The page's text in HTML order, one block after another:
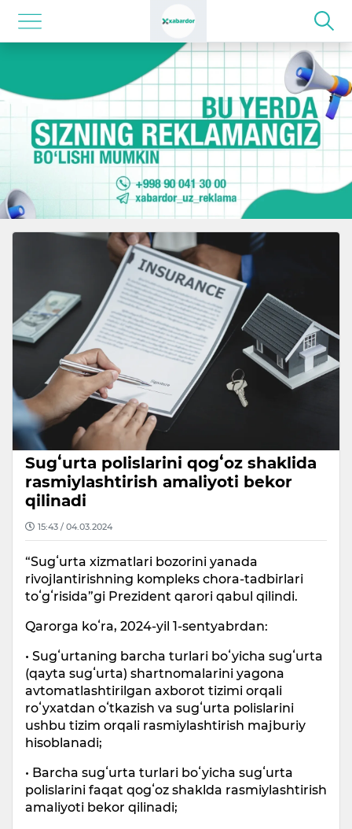
Sugʻurta polislarini qogʻoz shaklida
rasmiylashtirish amaliyoti bekor
qilinadi
15:43 / 04.03.2024
“Sugʻurta xizmatlari bozorini yanada
rivojlantirishning kompleks chora-tadbirlari
toʻgʻrisida”gi Prezident qarori qabul qilindi.
Qarorga koʻra, 2024-yil 1-sentyabrdan:
• Sugʻurtaning barcha turlari boʻyicha sugʻurta
(qayta sugʻurta) shartnomalarini yagona
avtomatlashtirilgan axborot tizimi orqali
roʻyxatdan oʻtkazish va sugʻurta polislarini
ushbu tizim orqali rasmiylashtirish majburiy
hisoblanadi;
• Barcha sugʻurta turlari boʻyicha sugʻurta
polislarini faqat qogʻoz shaklda rasmiylashtirish
amaliyoti bekor qilinadi;